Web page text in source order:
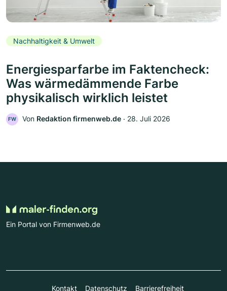
Nachhaltigkeit & Umwelt
Energiesparfarbe im Faktencheck:
Was wärmedämmende Farbe
physikalisch wirklich leistet
FW Von Redaktion firmenweb.de ‧ 28. Juli 2026
Ein Portal von Firmenweb.de
Kontakt Datenschutz Barrierefreiheit